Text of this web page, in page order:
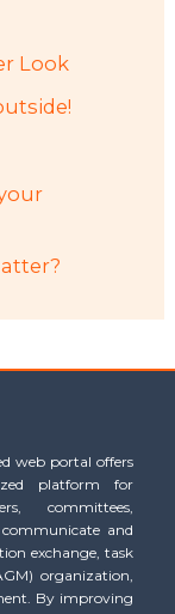
Look
web portal offers
platform for
committees,
and
exchange, task
organization,
By improving